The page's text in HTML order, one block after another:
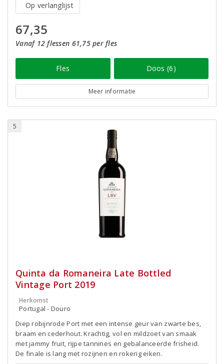
Op verlanglijst
67,35
Vanaf 12 flessen 61,75 per fles
Fles Doos (6)
Meer informatie
5
Quinta da Romaneira Late Bottled
Vintage Port 2019
Herkomst
Portugal - Douro
Diep robijnrode Port met een intense geur van zwarte bes,
braam en cederhout. Krachtig, vol en mildzoet van smaak
met jammy fruit, rijpe tannines en gebalanceerde frisheid.
De finale is lang met rozijnen en rokerig eiken.